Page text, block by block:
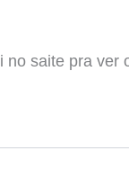
no saite pra ver